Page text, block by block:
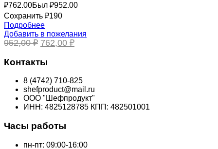
₽762.00Был ₽952.00
Сохранить ₽190
Подробнее
Добавить в пожелания
952,00₽ Первоначальная
составляла
762,00 ₽Текущая
Контакты
8 (4742) 710-825
shefproduct@mail.ru
ООО "Шефпродукт"
ИНН: 4825128785 КПП: 482501001
Часы работы
пн-пт: 09:00-16:00